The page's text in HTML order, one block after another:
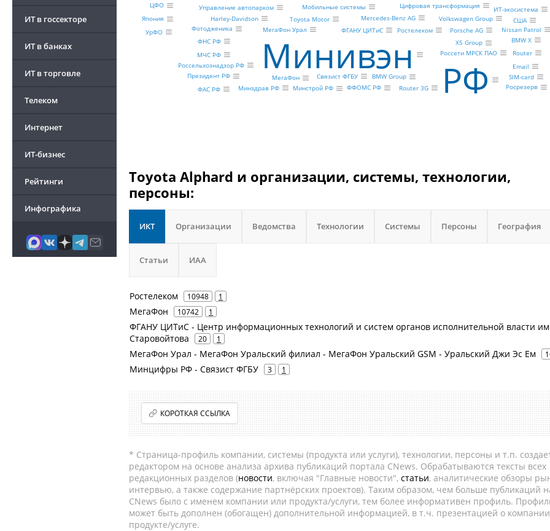
ИТ в госсекторе
ИТ в банках
ИТ в торговле
Телеком
Интернет
ИТ-бизнес
Рейтинги
Инфографика
Минивэн
РФ
Ростелеком
МегаФон
ФГАНУ ЦИТиС
МегаФон Урал
Связист ФГБУ BMW Group
Россети МРСК ПАО
X5 Group
Volkswagen Group
Mercedes-Benz AG
Porsche AG
Toyota Motor
Harley-Davidson
Фотодженика
ФНС РФ
МЧС РФ
Россельхознадзор РФ
Президент РФ
ФАС РФ
Минздрав РФ Минстрой РФ ФФОМС РФ Росрезерв
Router 3G
ИТ-экосистема
Цифровая трансформация
SIM-card
Email
Router
Мобильные системы
Управление автопарком
BMW X
Nissan Patrol
США
ЦФО
Япония
УрФО
Toyota Alphard и организации, системы, технологии,
персоны:
ИКТ Организации Ведомства Технологии Системы Персоны География
Статьи ИАА
Ростелеком 10948 1
МегаФон 10742 1
ФГАНУ ЦИТиС - Центр информационных технологий и систем органов исполнительной власти
Старовойтова
20 1
МегаФон Урал - МегаФон Уральский филиал - МегаФон Уральский GSM - Уральский Джи Эс Ем
Минцифры РФ - Связист ФГБУ 3 1
КОРОТКАЯ ССЫЛКА
* Страница-профиль компании, системы (продукта или услуги), технологии, персоны и т.п.
редактором на основе анализа архива публикаций портала CNews. Обрабатываются тексты всех
редакционных разделов (новости, включая "Главные новости", статьи, аналитические обзоры
интервью, а также содержание партнёрских проектов). Таким образом, чем больше публикаций
CNews было с именем компании или продукта/услуги, тем более информативен профиль.
может быть дополнен (обогащен) дополнительной информацией, в т.ч. презентацией о
продукте/услуге.